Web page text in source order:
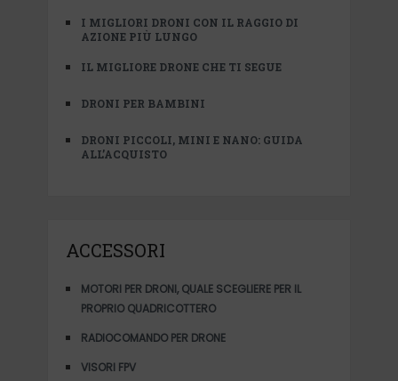
I MIGLIORI DRONI CON IL RAGGIO DI
AZIONE PIÙ LUNGO
IL MIGLIORE DRONE CHE TI SEGUE
DRONI PER BAMBINI
DRONI PICCOLI, MINI E NANO: GUIDA
ALL’ACQUISTO
ACCESSORI
MOTORI PER DRONI, QUALE SCEGLIERE PER IL
PROPRIO QUADRICOTTERO
RADIOCOMANDO PER DRONE
VISORI FPV